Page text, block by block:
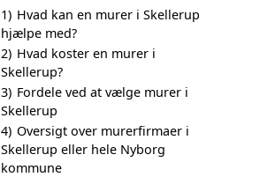
1) Hvad kan en murer i Skellerup
hjælpe med?
2) Hvad koster en murer i
Skellerup?
3) Fordele ved at vælge murer i
Skellerup
4) Oversigt over murerfirmaer i
Skellerup eller hele Nyborg
kommune